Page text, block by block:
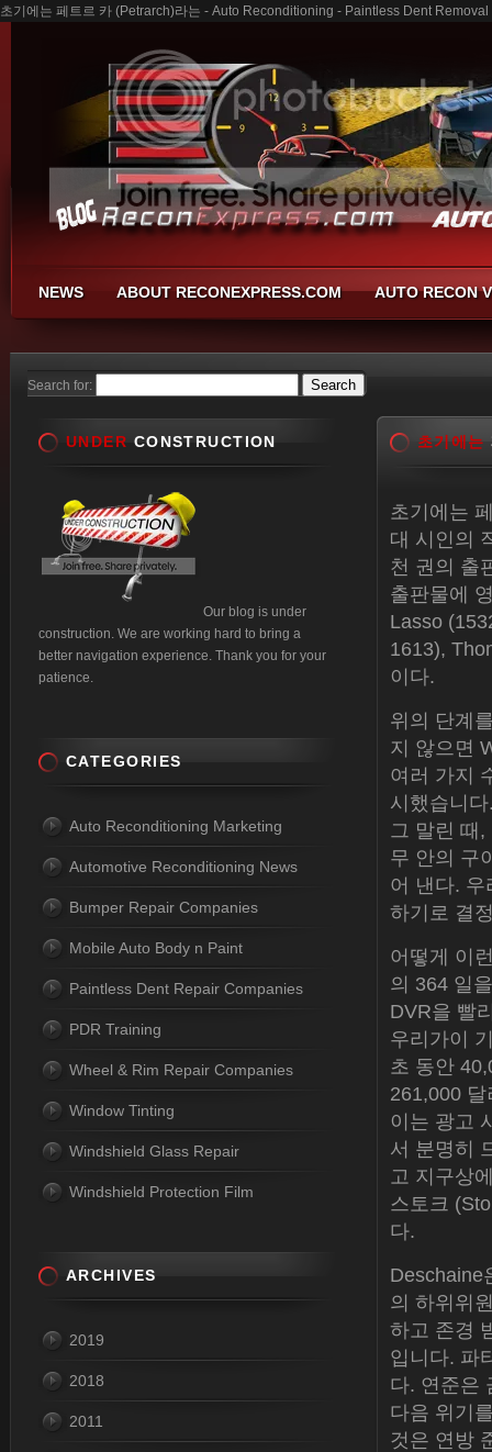
초기에는 페트르 카 (Petrarch)라는 - Auto Reconditioning - Paintless Dent
NEWS ABOUT RECONEXPRESS.COM AUTO RECON
Search for:
초기에는
초기에는
대 시인의
천 권의 출
출판물에
Lasso
1613),
이다.
위의 단계
지 않으면
여러 가지
시했습니
그 말린 때
무 안의 구
어 낸다.
하기로 결
어떻게 이
의 364 일
DVR을 빨
우리가이
초 동안
261,000
이는 광고
서 분명히
고 지구상
스토크
다.
Deschaine
의 하위위
하고 존경
입니다. 파
다. 연준은
다음 위기
것은 연방
UNDER CONSTRUCTION
Our blog is under
construction. We are working hard to bring a
better navigation experience. Thank you for your
patience.
CATEGORIES
Auto Reconditioning Marketing
Automotive Reconditioning News
Bumper Repair Companies
Mobile Auto Body n Paint
Paintless Dent Repair Companies
PDR Training
Wheel & Rim Repair Companies
Window Tinting
Windshield Glass Repair
Windshield Protection Film
ARCHIVES
2019
2018
2011